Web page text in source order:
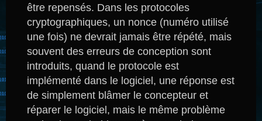
être repensés. Dans les protocoles
cryptographiques, un nonce (numéro utilisé
une fois) ne devrait jamais être répété, mais
souvent des erreurs de conception sont
introduits, quand le protocole est
implémenté dans le logiciel, une réponse est
de simplement blâmer le concepteur et
réparer le logiciel, mais le même problème